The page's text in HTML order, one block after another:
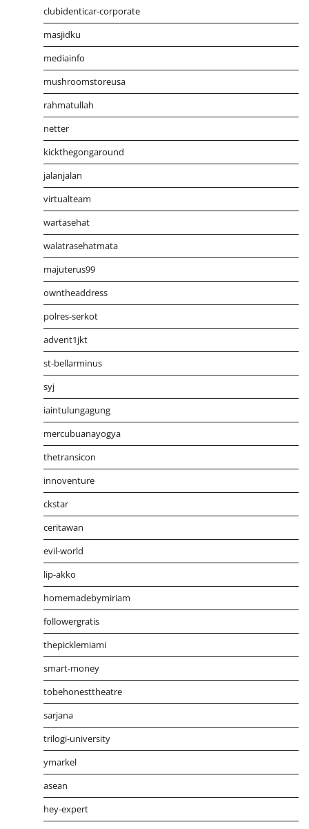
clubidenticar-corporate
masjidku
mediainfo
mushroomstoreusa
rahmatullah
netter
kickthegongaround
jalanjalan
virtualteam
wartasehat
walatrasehatmata
majuterus99
owntheaddress
polres-serkot
advent1jkt
st-bellarminus
syj
iaintulungagung
mercubuanayogya
thetransicon
innoventure
ckstar
ceritawan
evil-world
lip-akko
homemadebymiriam
followergratis
thepicklemiami
smart-money
tobehonesttheatre
sarjana
trilogi-university
ymarkel
asean
hey-expert